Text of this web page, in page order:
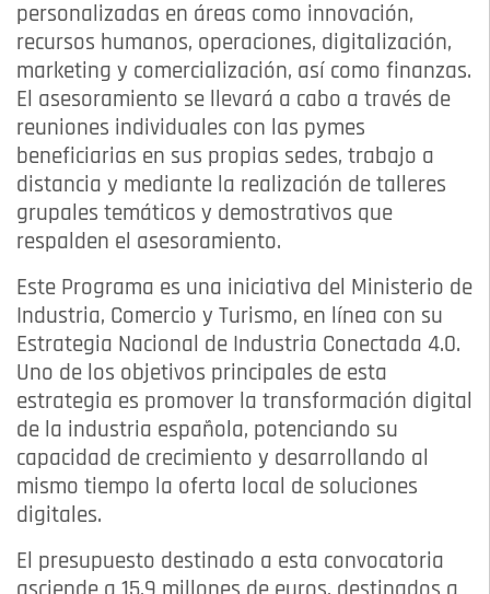
personalizadas en áreas como innovación,
recursos humanos, operaciones, digitalización,
marketing y comercialización, así como finanzas.
El asesoramiento se llevará a cabo a través de
reuniones individuales con las pymes
beneficiarias en sus propias sedes, trabajo a
distancia y mediante la realización de talleres
grupales temáticos y demostrativos que
respalden el asesoramiento.
Este Programa es una iniciativa del Ministerio de
Industria, Comercio y Turismo, en línea con su
Estrategia Nacional de Industria Conectada 4.0.
Uno de los objetivos principales de esta
estrategia es promover la transformación digital
de la industria española, potenciando su
capacidad de crecimiento y desarrollando al
mismo tiempo la oferta local de soluciones
digitales.
El presupuesto destinado a esta convocatoria